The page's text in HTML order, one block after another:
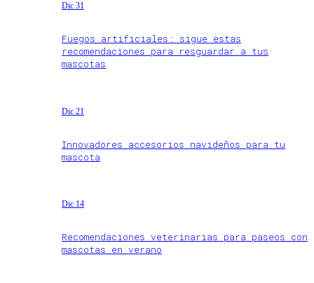
Dic 31
Fuegos artificiales: sigue estas
recomendaciones para resguardar a tus
mascotas
Dic 21
Innovadores accesorios navideños para tu
mascota
Dic 14
Recomendaciones veterinarias para paseos con
mascotas en verano